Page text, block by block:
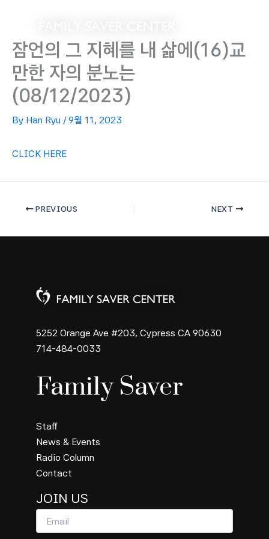
content
잠언의 그 지혜를 내 삶에(16)교
만한 자의 분노는
(08/12/2023)
By Han Ryu / 9월 11, 2023
CLICK HERE
PREVIOUS NEXT
5252 Orange Ave #203, Cypress CA 90630
714-484-0033
Family Saver
Staff
News & Events
Radio Column
Contact
JOIN US